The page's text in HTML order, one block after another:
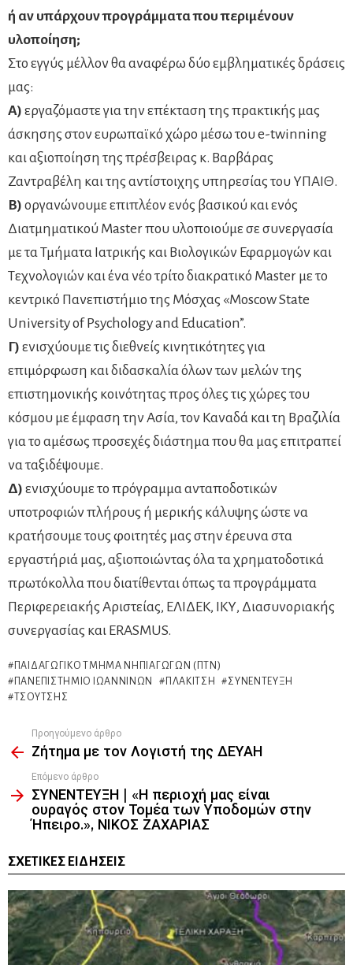
ή αν υπάρχουν προγράμματα που περιμένουν
υλοποίηση;
Στο εγγύς μέλλον θα αναφέρω δύο εμβληματικές δράσεις
μας:
Α) εργαζόμαστε για την επέκταση της πρακτικής μας
άσκησης στον ευρωπαϊκό χώρο μέσω του e-twinning
και αξιοποίηση της πρέσβειρας κ. Βαρβάρας
Ζαντραβέλη και της αντίστοιχης υπηρεσίας του ΥΠΑΙΘ.
Β) οργανώνουμε επιπλέον ενός βασικού και ενός
Διατμηματικού Master που υλοποιούμε σε συνεργασία
με τα Τμήματα Ιατρικής και Βιολογικών Εφαρμογών και
Τεχνολογιών και ένα νέο τρίτο διακρατικό Master με το
κεντρικό Πανεπιστήμιο της Μόσχας «Moscow State
University of Psychology and Education”.
Γ) ενισχύουμε τις διεθνείς κινητικότητες για
επιμόρφωση και διδασκαλία όλων των μελών της
επιστημονικής κοινότητας προς όλες τις χώρες του
κόσμου με έμφαση την Ασία, τον Καναδά και τη Βραζιλία
για το αμέσως προσεχές διάστημα που θα μας επιτραπεί
να ταξιδέψουμε.
Δ) ενισχύουμε το πρόγραμμα ανταποδοτικών
υποτροφιών πλήρους ή μερικής κάλυψης ώστε να
κρατήσουμε τους φοιτητές μας στην έρευνα στα
εργαστήριά μας, αξιοποιώντας όλα τα χρηματοδοτικά
πρωτόκολλα που διατίθενται όπως τα προγράμματα
Περιφερειακής Αριστείας, ΕΛΙΔΕΚ, ΙΚΥ, Διασυνοριακής
συνεργασίας και ERASMUS.
ΠΑΙΔΑΓΩΓΙΚΌ ΤΜΉΜΑ ΝΗΠΙΑΓΩΓΏΝ (ΠΤΝ)
ΠΑΝΕΠΙΣΤΉΜΙΟ ΙΩΑΝΝΊΝΩΝ
ΠΛΑΚΊΤΣΗ
ΣΥΝΈΝΤΕΥΞΗ
ΤΣΟΎΤΣΗΣ
more
Προηγούμενο άρθρο
Ζήτημα με τον Λογιστή της ΔΕΥΑΗ
Επόμενο άρθρο
ΣΥΝΕΝΤΕΥΞΗ | «Η περιοχή μας είναι
ουραγός στον Τομέα των Υποδομών στην
Ήπειρο.», ΝΙΚΟΣ ΖΑΧΑΡΙΑΣ
ΣΧΕΤΙΚΈΣ ΕΙΔΉΣΕΙΣ